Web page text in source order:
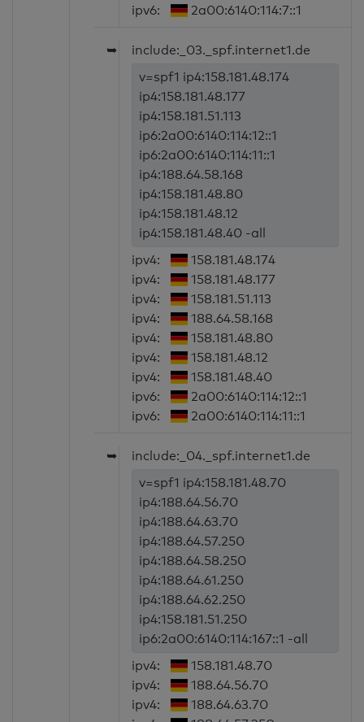
ipv6:
2a00:6140:114:7::1
➥
include:_03._spf.internet1.de
v=spf1 ip4:158.181.48.174
ip4:158.181.48.177
ip4:158.181.51.113
ip6:2a00:6140:114:12::1
ip6:2a00:6140:114:11::1
ip4:188.64.58.168
ip4:158.181.48.80
ip4:158.181.48.12
ip4:158.181.48.40 -all
ipv4:
158.181.48.174
ipv4:
158.181.48.177
ipv4:
158.181.51.113
ipv4:
188.64.58.168
ipv4:
158.181.48.80
ipv4:
158.181.48.12
ipv4:
158.181.48.40
ipv6:
2a00:6140:114:12::1
ipv6:
2a00:6140:114:11::1
➥
include:_04._spf.internet1.de
v=spf1 ip4:158.181.48.70
ip4:188.64.56.70
ip4:188.64.63.70
ip4:188.64.57.250
ip4:188.64.58.250
ip4:188.64.61.250
ip4:188.64.62.250
ip4:158.181.51.250
ip6:2a00:6140:114:167::1 -all
ipv4:
158.181.48.70
ipv4:
188.64.56.70
ipv4:
188.64.63.70